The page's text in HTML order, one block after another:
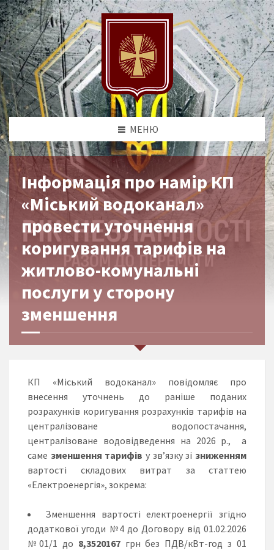
МЕНЮ
Інформація про намір КП
«Міський водоканал»
провести уточнення
коригування тарифів на
житлово-комунальні
послуги у сторону
зменшення
КП «Міський водоканал» повідомляє про
внесення уточнень до раніше поданих
розрахунків коригування розрахунків тарифів на
централізоване водопостачання,
централізоване водовідведення на 2026 р., а
саме зменшення тарифів у зв’язку зі зниженням
вартості складових витрат за статтею
«Електроенергія», зокрема:
Зменшення вартості електроенергії згідно
додаткової угоди №4 до Договору від 01.02.2026
№01/1 до 8,3520167грн без ПДВ/кВт-год з 01